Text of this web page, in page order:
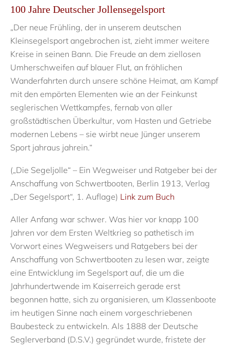
100 Jahre Deutscher Jollensegelsport
„Der neue Frühling, der in unserem deutschen
Kleinsegelsport angebrochen ist, zieht immer weitere
Kreise in seinen Bann. Die Freude an dem ziellosen
Umherschweifen auf blauer Flut, an fröhlichen
Wanderfahrten durch unsere schöne Heimat, am Kampf
mit den empörten Elementen wie an der Feinkunst
seglerischen Wettkampfes, fernab von aller
großstädtischen Überkultur, vom Hasten und Getriebe
modernen Lebens – sie wirbt neue Jünger unserem
Sport jahraus jahrein.“
(„Die Segeljolle“ – Ein Wegweiser und Ratgeber bei der
Anschaffung von Schwertbooten, Berlin 191 3, Verlag
„Der Segelsport“, 1. Auflage) Link zum Buch
Aller Anfang war schwer. Was hier vor knapp 100
Jahrenvor dem Ersten Weltkrieg so pathetisch im
Vorwort eines Wegweisers und Ratgebers bei der
Anschaffung von Schwertbooten zu lesen war, zeigte
eine Entwicklung im Segelsport auf, die um die
Jahrhundertwende im Kaiserreich gerade erst
begonnen hatte, sich zu organisieren, um Klassenboote
im heutigen Sinne nach einem vorgeschriebenen
Baubesteck zu entwickeln. Als 1888 der Deutsche
Seglerverband (D.S.V.) gegründet wurde, fristete der